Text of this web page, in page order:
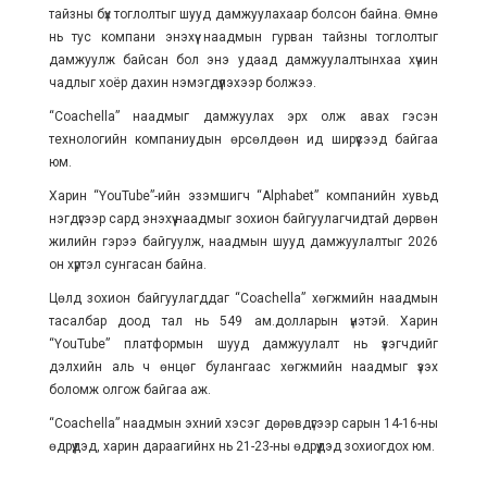
тайзны бүх тоглолтыг шууд дамжуулахаар болсон байна. Өмнө
нь тус компани энэхүү наадмын гурван тайзны тоглолтыг
дамжуулж байсан бол энэ удаад дамжуулалтынхаа хүчин
чадлыг хоёр дахин нэмэгдүүлэхээр болжээ.
“Coachella” наадмыг дамжуулах эрх олж авах гэсэн
технологийн компаниудын өрсөлдөөн ид ширүүсээд байгаа
юм.
Харин “YouTube”-ийн эзэмшигч “Alphabet” компанийн хувьд
нэгдүгээр сард энэхүү наадмыг зохион байгуулагчидтай дөрвөн
жилийн гэрээ байгуулж, наадмын шууд дамжуулалтыг 2026
он хүртэл сунгасан байна.
Цөлд зохион байгуулагддаг “Coachella” хөгжмийн наадмын
тасалбар доод тал нь 549 ам.долларын үнэтэй. Харин
“YouTube” платформын шууд дамжуулалт нь үзэгчдийг
дэлхийн аль ч өнцөг булангаас хөгжмийн наадмыг үзэх
боломж олгож байгаа аж.
“Coachella” наадмын эхний хэсэг дөрөвдүгээр сарын 14-16-ны
өдрүүдэд, харин дараагийнх нь 21-23-ны өдрүүдэд зохиогдох юм.